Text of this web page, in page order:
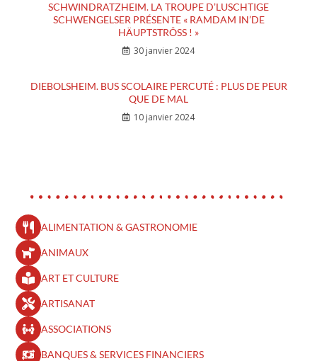
SCHWINDRATZHEIM. LA TROUPE D’LUSCHTIGE
SCHWENGELSER PRÉSENTE « RAMDAM IN’DE
HÄUPTSTRÔSS ! »
30 janvier 2024
DIEBOLSHEIM. BUS SCOLAIRE PERCUTÉ : PLUS DE PEUR
QUE DE MAL
10 janvier 2024
ALIMENTATION & GASTRONOMIE
ANIMAUX
ART ET CULTURE
ARTISANAT
ASSOCIATIONS
BANQUES & SERVICES FINANCIERS